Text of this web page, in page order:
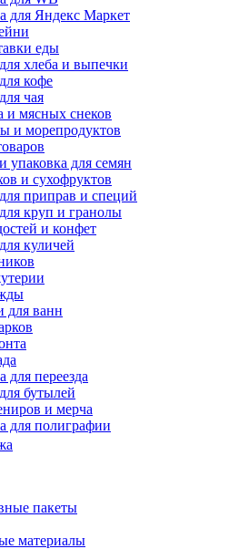
для Яндекс Маркет
еды
хлеба и выпечки
кофе
чая
и мясных снеков
и морепродуктов
упаковка для семян
и сухофруктов
приправ и специй
круп и гранолы
и конфет
куличей
для ванн
для переезда
бутылей
и мерча
для полиграфии
пакеты
материалы